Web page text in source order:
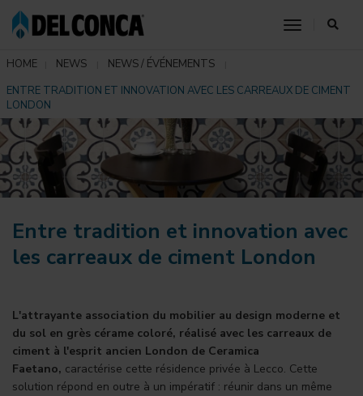
toggle
HOME NEWS
NEWS / ÉVÉNEMENTS
ENTRE TRADITION ET INNOVATION AVEC LES CARREAUX DE CIMENT
LONDON
Entre tradition et innovation avec
les carreaux de ciment London
L'attrayante association du mobilier au design moderne et
du sol en grès cérame coloré, réalisé avec les carreaux de
ciment à l'esprit ancien London de Ceramica
Faetano, caractérise cette résidence privée à Lecco. Cette
solution répond en outre à un impératif : réunir dans un même